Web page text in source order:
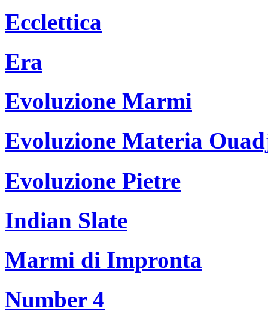
Ecclettica
Era
Evoluzione Marmi
Evoluzione Materia
Evoluzione Pietre
Indian Slate
Marmi di Impronta
Number 4